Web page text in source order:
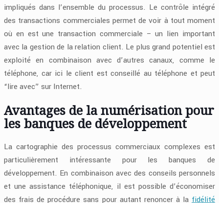
impliqués dans l’ensemble du processus. Le contrôle intégré
des transactions commerciales permet de voir à tout moment
où en est une transaction commerciale – un lien important
avec la gestion de la relation client. Le plus grand potentiel est
exploité en combinaison avec d’autres canaux, comme le
téléphone, car ici le client est conseillé au téléphone et peut
“lire avec” sur Internet.
Avantages de la numérisation pour
les banques de développement
La cartographie des processus commerciaux complexes est
particulièrement intéressante pour les banques de
développement. En combinaison avec des conseils personnels
et une assistance téléphonique, il est possible d’économiser
des frais de procédure sans pour autant renoncer à la fidélité